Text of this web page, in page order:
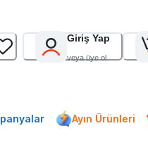
Giriş Yap
veya üye ol
Ayın Ürünleri